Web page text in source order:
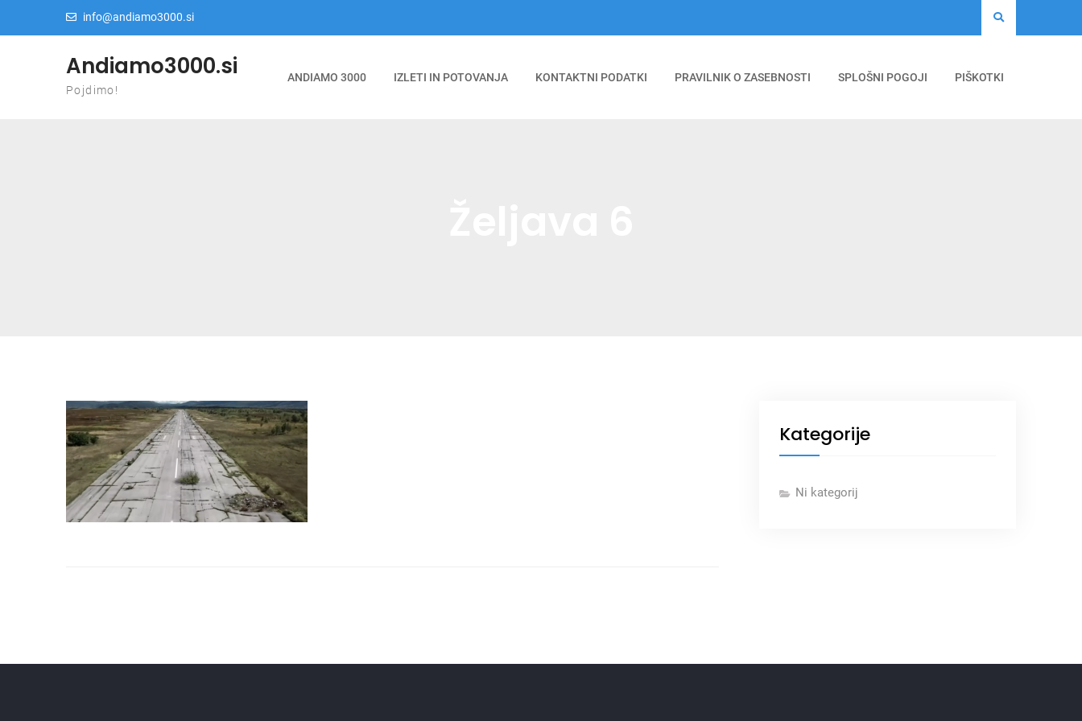
Skip to contentinfo@andiamo3000.si
Andiamo3000.si
Pojdimo!
ANDIAMO 3000 IZLETI IN POTOVANJA KONTAKTNI PODATKI PRAVILNIK O ZASEBNOSTI SPLOŠNI POGOJI PIŠKOTKI
Kategorije
Ni kategorij